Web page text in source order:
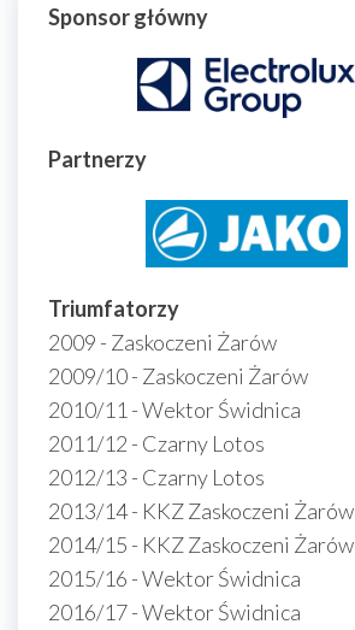
Sponsor główny
Partnerzy
Triumfatorzy
2009 - Zaskoczeni Żarów
2009/10 - Zaskoczeni Żarów
2010/11 - Wektor Świdnica
2011/12 - Czarny Lotos
2012/13 - Czarny Lotos
2013/14 - KKZ Zaskoczeni Żarów
2014/15 - KKZ Zaskoczeni Żarów
2015/16 - Wektor Świdnica
2016/17 - Wektor Świdnica